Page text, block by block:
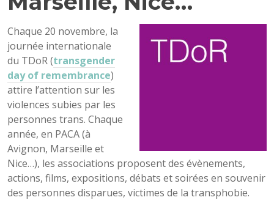
Chaque 20 novembre, la
journée internationale
du TDoR (transgender
day of remembrance)
attire l’attention sur les
violences subies par les
personnes trans. Chaque
année, en PACA (à
Avignon, Marseille et
Nice…), les associations proposent des évènements,
actions, films, expositions, débats et soirées en souvenir
des personnes disparues, victimes de la transphobie.